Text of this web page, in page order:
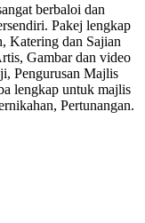
berbaloi dan
Pakej lengkap
Katering dan Sajian
Gambar dan video
Pengurusan Majlis
lengkap untuk majlis
Pertunangan.